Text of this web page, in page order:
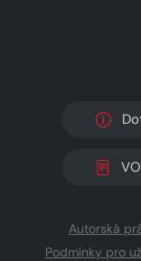
Autorská
Podmínky pro